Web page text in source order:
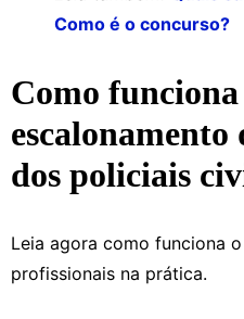
Como é o concurso?
Como funciona
escalonamento
dos policiais
Leia agora como funciona
profissionais na prática.